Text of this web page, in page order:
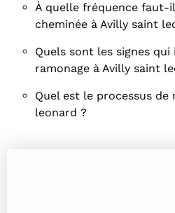
À quelle fréquence faut-
cheminée à Avilly saint
Quels sont les signes
ramonage à Avilly saint
Quel est le processus de
leonard ?